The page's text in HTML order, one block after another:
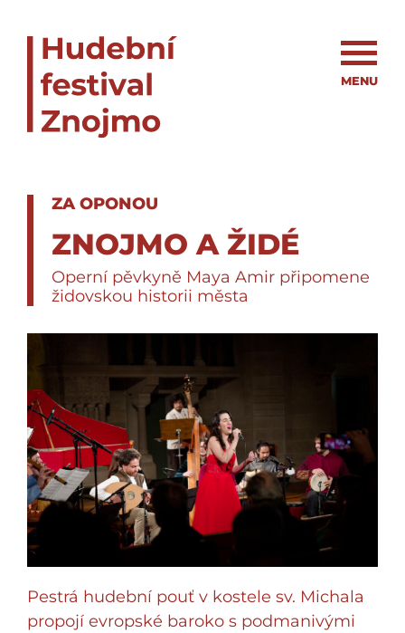
MENU
ZA OPONOU
ZNOJMO A ŽIDÉ
Operní pěvkyně Maya Amir připomene
židovskou historii města
Pestrá hudební pouť v kostele sv. Michala
propojí evropské baroko s podmanivými